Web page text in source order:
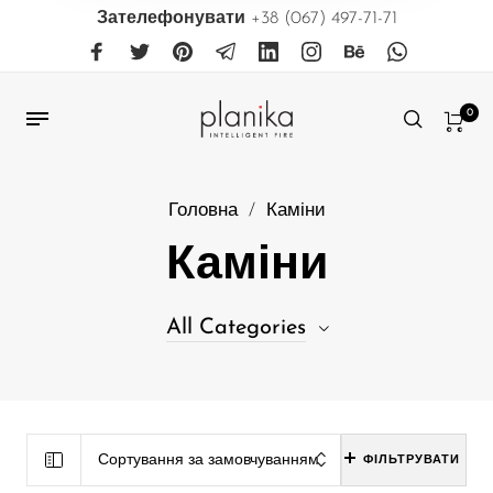
Зателефонувати +38 (067) 497-71-71
0
Головна / Каміни
Каміни
All Categories
Біокаміни, що вбудовуються в нішу
39
Сортування за замовчуванням ФІЛЬТРУВАТИ